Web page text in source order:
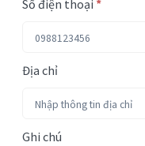
Số điện thoại *
Địa chỉ
Ghi chú